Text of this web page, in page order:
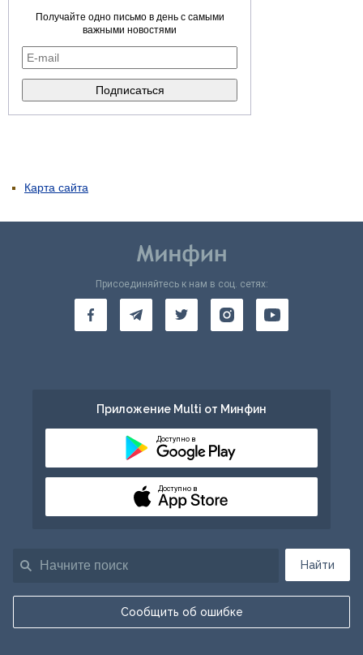
Получайте одно письмо в день с самыми
важными новостями
Карта сайта
Найти
Сообщить об ошибке
Присоединяйтесь к нам в соц. сетях:
Приложение Multi от Минфин
Доступно в
Доступно в